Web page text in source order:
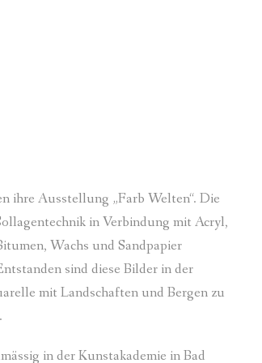
ihre Ausstellung „Farb Welten“. Die
in Verbindung mit Acryl,
Wachs und Sandpapier
sind diese Bilder in der
mit Landschaften und Bergen zu
in der Kunstakademie in Bad